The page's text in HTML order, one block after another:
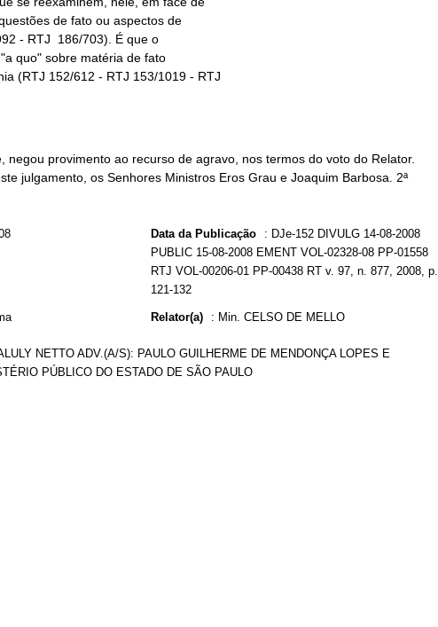
negou provimento ao recurso de agravo, nos termos do voto do Relator.
julgamento, os Senhores Ministros Eros Grau e Joaquim Barbosa. 2ª
Data da Publicação : DJe-152 DIVULG 14-08-2008
PUBLIC 15-08-2008 EMENT VOL-02328-08 PP-01558
RTJ VOL-00206-01 PP-00438 RT v. 97, n. 877, 2008, p.
121-132
Relator(a) : Min. CELSO DE MELLO
NETTO ADV.(A/S): PAULO GUILHERME DE MENDONÇA LOPES E
PÚBLICO DO ESTADO DE SÃO PAULO